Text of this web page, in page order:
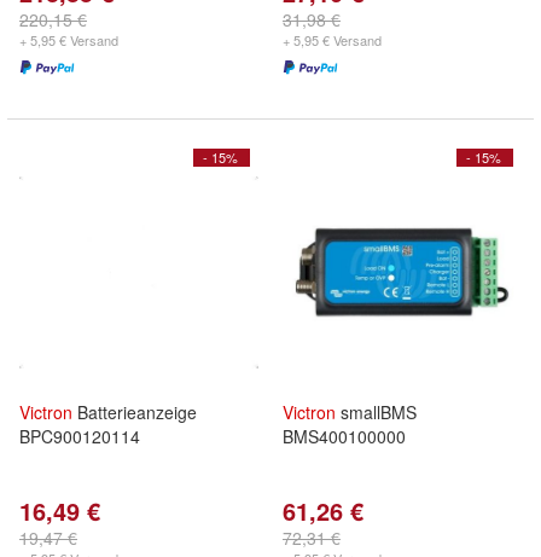
220,15 €
+ 5,95 € Versand
31,98 €
+ 5,95 € Versand
- 15%
Victron Batterieanzeige
BPC900120114
16,49 €
19,47 €
- 15%
Victron smallBMS
BMS400100000
61,26 €
72,31 €